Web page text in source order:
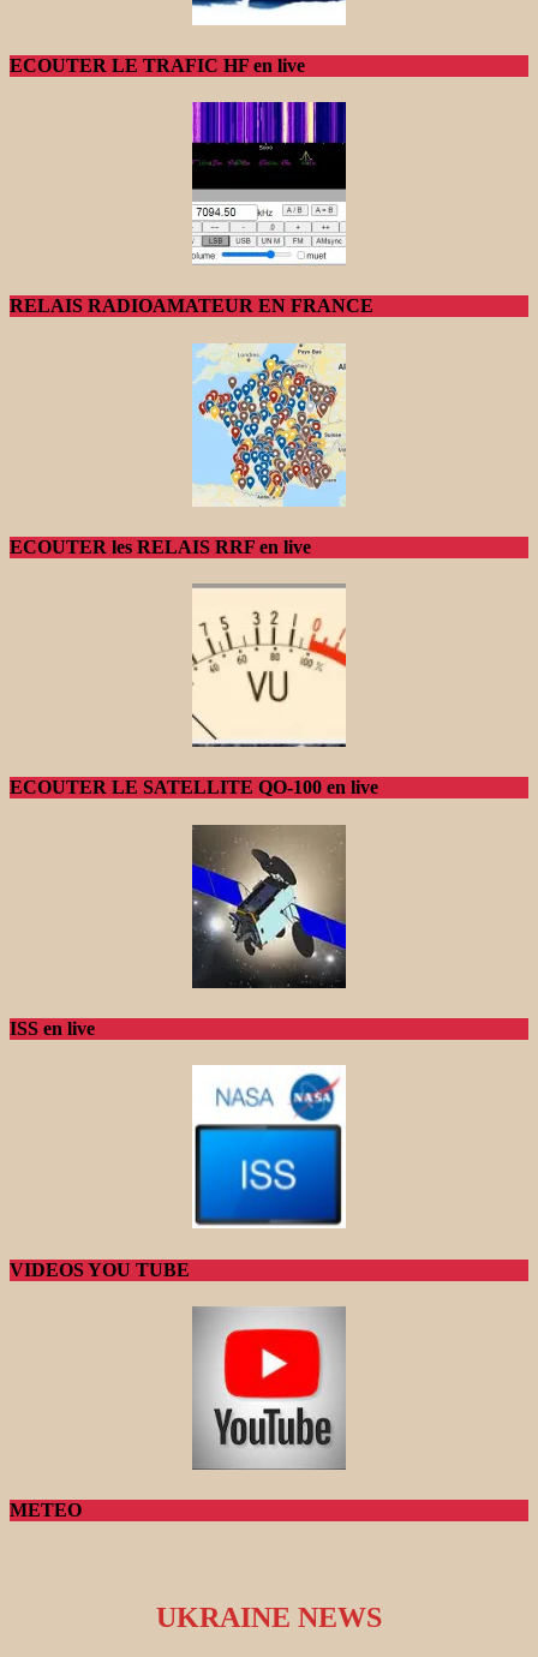
ECOUTER LE TRAFIC HF en live
RELAIS RADIOAMATEUR EN FRANCE
ECOUTER les RELAIS RRF en live
ECOUTER LE SATELLITE QO-100 en live
ISS en live
VIDEOS YOU TUBE
METEO
UKRAINE NEWS